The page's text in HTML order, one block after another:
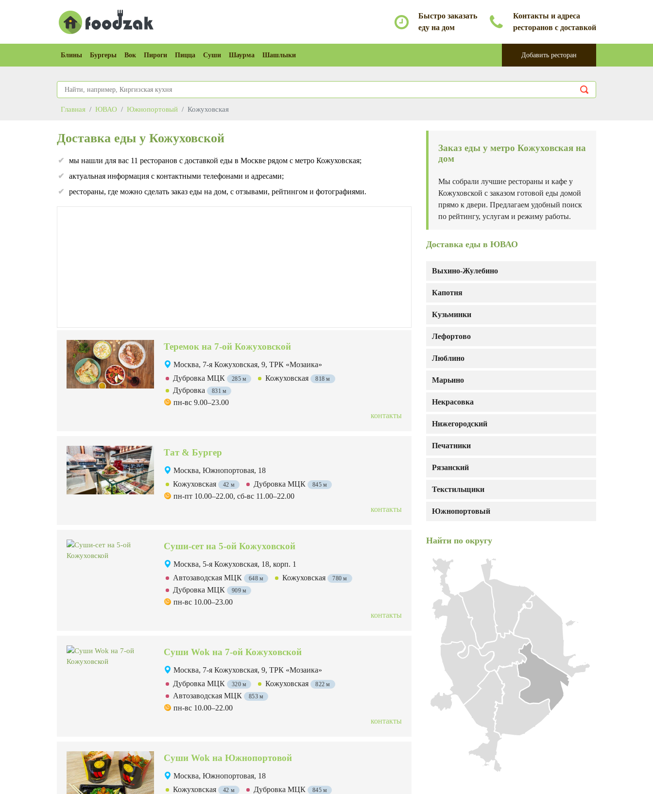
Быстро заказать
еду на дом
Контакты и адреса
ресторанов с доставкой
Блины Бургеры Вок Пироги Пицца Суши Шаурма Шашлыки Добавить ресторан
Главная ЮВАО Южнопортовый Кожуховская
Заказ еды у метро Кожуховская на
дом
Мы собрали лучшие рестораны и кафе у
Кожуховской с заказом готовой еды домой
прямо к двери. Предлагаем удобный поиск
по рейтингу, услугам и режиму работы.
Доставка еды в ЮВАО
Выхино-Жулебино
Капотня
Кузьминки
Лефортово
Люблино
Марьино
Некрасовка
Нижегородский
Печатники
Рязанский
Текстильщики
Южнопортовый
Найти по округу
Доставка еды у Кожуховской
мы нашли для вас 11 ресторанов с доставкой еды в Москве рядом с метро Кожуховская;
актуальная информация с контактными телефонами и адресами;
рестораны, где можно сделать заказ еды на дом, с отзывами, рейтингом и фотографиями.
Теремок на 7-ой Кожуховской
Москва, 7-я Кожуховская, 9, ТРК «Мозаика»
Дубровка МЦК
285 м Кожуховская 818 м
Дубровка 831 м
пн-вс 9.00–23.00
контакты
Тат & Бургер
Москва, Южнопортовая, 18
Кожуховская
42 м Дубровка МЦК 845 м
пн-пт 10.00–22.00, сб-вс 11.00–22.00
контакты
Суши-сет на 5-ой Кожуховской
Москва, 5-я Кожуховская, 18, корп. 1
Автозаводская МЦК
648 м Кожуховская 780 м
Дубровка МЦК 909 м
пн-вс 10.00–23.00
контакты
Суши Wok на 7-ой Кожуховской
Москва, 7-я Кожуховская, 9, ТРК «Мозаика»
Дубровка МЦК
320 м Кожуховская 822 м
Автозаводская МЦК 853 м
пн-вс 10.00–22.00
контакты
Суши Wok на Южнопортовой
Москва, Южнопортовая, 18
Кожуховская
42 м Дубровка МЦК 845 м